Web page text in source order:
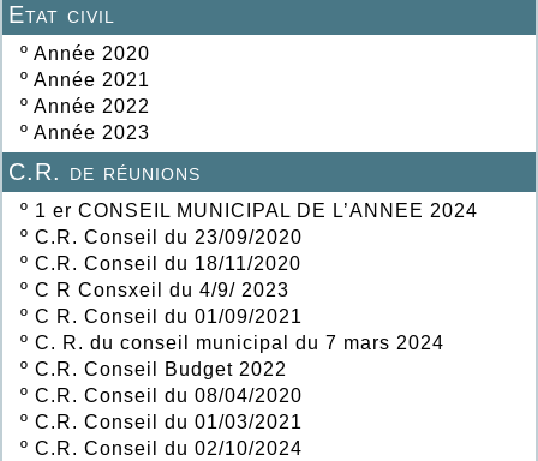
Etat civil
º Année 2020
º Année 2021
º Année 2022
º Année 2023
C.R. de réunions
º 1 er CONSEIL MUNICIPAL DE L’ANNEE 2024
º C.R. Conseil du 23/09/2020
º C.R. Conseil du 18/11/2020
º C R Consxeil du 4/9/ 2023
º C R. Conseil du 01/09/2021
º C. R. du conseil municipal du 7 mars 2024
º C.R. Conseil Budget 2022
º C.R. Conseil du 08/04/2020
º C.R. Conseil du 01/03/2021
º C.R. Conseil du 02/10/2024